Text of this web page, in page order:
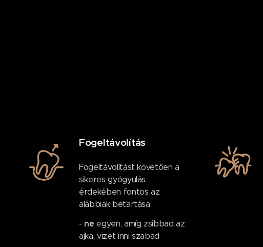
Fogeltávolítás
Fogeltávolítást követően a
sikeres gyógyulás
érdekében fontos az
alábbiak betartása:
- ne egyen, amíg zsibbad az
ajka; vizet inni szabad